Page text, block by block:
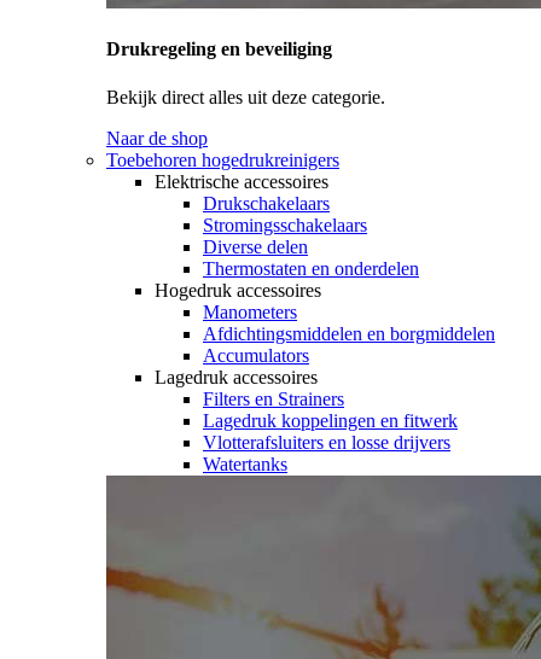
Drukregeling en beveiliging
Bekijk direct alles uit deze categorie.
Naar de shop
Toebehoren hogedrukreinigers
Elektrische accessoires
Drukschakelaars
Stromingsschakelaars
Diverse delen
Thermostaten en onderdelen
Hogedruk accessoires
Manometers
Afdichtingsmiddelen en borgmiddelen
Accumulators
Lagedruk accessoires
Filters en Strainers
Lagedruk koppelingen en fitwerk
Vlotterafsluiters en losse drijvers
Watertanks